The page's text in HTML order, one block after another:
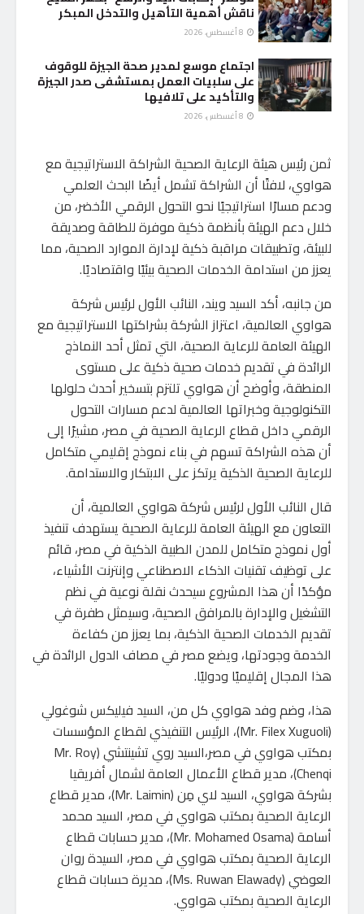
ناقش أهمية التأهيل والتدخل المبكر
اجتماع موسع لمدير صحة الجيزة للوقوف
على سلبيات العمل بمستشفى صدر الجيزة
والتأكيد على تلافيها
ثمن رئيس هيئة الرعاية الصحية الشراكة الاستراتيجية مع
هواوي، لافتًا أن الشراكة تشمل أيضًا البحث العلمي
ودعم مسارًا استراتيجيًا نحو التحول الرقمي الأخضر، من
خلال دعم الهيئة بأنظمة ذكية موفرة للطاقة وصديقة
للبيئة، وتطبيقات مراقبة ذكية لإدارة الموارد الصحية، مما
يعزز من استدامة الخدمات الصحية بيئيًا واقتصاديًا.
من جانبه، أكد السيد ويند، النائب الأول لرئيس شركة
هواوي العالمية، اعتزاز الشركة بشراكتها الاستراتيجية مع
الهيئة العامة للرعاية الصحية، التي تمثل أحد النماذج
الرائدة في تقديم خدمات صحية ذكية على مستوى
المنطقة، وأوضح أن هواوي تلتزم بتسخير أحدث حلولها
التكنولوجية وخبراتها العالمية لدعم مسارات التحول
الرقمي داخل قطاع الرعاية الصحية في مصر، مشيرًا إلى
أن هذه الشراكة تسهم في بناء نموذج إقليمي متكامل
للرعاية الصحية الذكية يرتكز على الابتكار والاستدامة.
قال النائب الأول لرئيس شركة هواوي العالمية، أن
التعاون مع الهيئة العامة للرعاية الصحية يستهدف تنفيذ
أول نموذج متكامل للمدن الطبية الذكية في مصر، قائم
على توظيف تقنيات الذكاء الاصطناعي وإنترنت الأشياء،
مؤكدًا أن هذا المشروع سيحدث نقلة نوعية في نظم
التشغيل والإدارة بالمرافق الصحية، وسيمثل طفرة في
تقديم الخدمات الصحية الذكية، بما يعزز من كفاءة
الخدمة وجودتها، ويضع مصر في مصاف الدول الرائدة في
هذا المجال إقليميًا ودوليًا.
هذا، وضم وفد هواوي كل من، السيد فيليكس شوغولي
(Mr. Filex Xuguoli)، الرئيس التنفيذي لقطاع المؤسسات
بمكتب هواوي في مصر،السيد روي تشينتشي (Mr. Roy
Chenqi)، مدير قطاع الأعمال العامة لشمال أفريقيا
بشركة هواوي، السيد لاي مِن (Mr. Laimin)، مدير قطاع
الرعاية الصحية بمكتب هواوي في مصر، السيد محمد
أسامة (Mr. Mohamed Osama)، مدير حسابات قطاع
الرعاية الصحية بمكتب هواوي في مصر، السيدة روان
العوضي (Ms. Ruwan Elawady)، مديرة حسابات قطاع
الرعاية الصحية بمكتب هواوي.